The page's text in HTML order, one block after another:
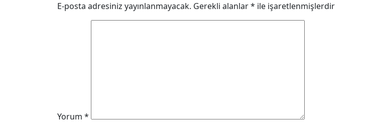
E-posta adresiniz yayınlanmayacak. Gerekli alanlar* ile işaretlenmişlerdir
Yorum *